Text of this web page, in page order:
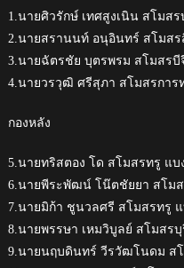
1.นายศิวรักษ์ เทศสูงเนิน สโมสร
2.นายสรานนท์ อนุอินทร์ สโมสร
3.นายฉัตรชัย บุตรพรม สโมสรบี
4.นายวรวุฒิ ศรีสุภา สโมสรการ
กองหลัง
5.นายทริสตอง โด สโมสรทรู แบ
6.นายพีระพัฒน์ โน๊ตชัยยา สโมส
7.นายมิก้า ชูนวลศรี สโมสรทรู แ
8.นายพรรษา เหมวิบูลย์ สโมสรบุ
9.นายนฤบดินทร์ วีรวัฒโนดม สโ